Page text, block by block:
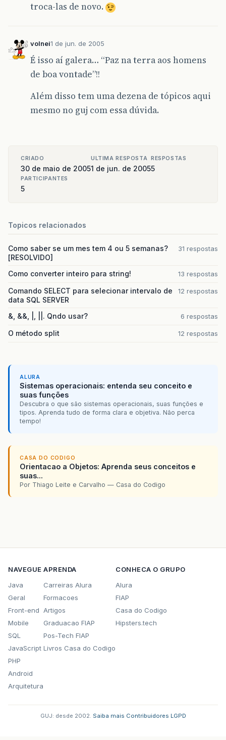
troca-las de novo.
volnei1 de jun. de 2005
É isso aí galera… “Paz na terra aos homens
de boa vontade”!!
Além disso tem uma dezena de tópicos aqui
mesmo no guj com essa dúvida.
CRIADO
30 de maio de 2005
ULTIMA RESPOSTA
1 de jun. de 2005
RESPOSTAS
5
PARTICIPANTES
5
Topicos relacionados
Como saber se um mes tem 4 ou 5 semanas?
[RESOLVIDO]
31 respostas
Como converter inteiro para string! 13 respostas
Comando SELECT para selecionar intervalo de
data SQL SERVER
12 respostas
&, &&, |, ||. Qndo usar? 6 respostas
O método split 12 respostas
ALURA
Sistemas operacionais: entenda seu conceito e
suas funções
Descubra o que são sistemas operacionais, suas funções e
tipos. Aprenda tudo de forma clara e objetiva. Não perca
tempo!
CASA DO CODIGO
Orientacao a Objetos: Aprenda seus conceitos e
suas...
Por Thiago Leite e Carvalho — Casa do Codigo
NAVEGUE
Java
Geral
Front-end
Mobile
SQL
JavaScript
PHP
Android
Arquitetura
APRENDA
Carreiras Alura
Formacoes
Artigos
Graduacao FIAP
Pos-Tech FIAP
Livros Casa do Codigo
CONHECA O GRUPO
Alura
FIAP
Casa do Codigo
Hipsters.tech
GUJ: desde 2002. Saiba mais Contribuidores LGPD